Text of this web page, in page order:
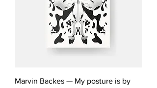
Marvin Backes — My posture is by